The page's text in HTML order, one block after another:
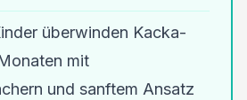
überwinden Kacka-
mit
und sanftem Ansatz